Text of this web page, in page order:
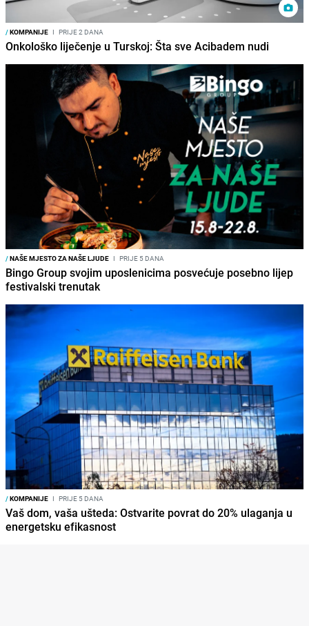
/KOMPANIJE I PRIJE 2 DANA
Onkološko liječenje u Turskoj: Šta sve Acibadem nudi
/NAŠE MJESTO ZA NAŠE LJUDE I PRIJE 5 DANA
Bingo Group svojim uposlenicima posvećuje posebno lijep
festivalski trenutak
/KOMPANIJE I PRIJE 5 DANA
Vaš dom, vaša ušteda: Ostvarite povrat do 20% ulaganja u
energetsku efikasnost